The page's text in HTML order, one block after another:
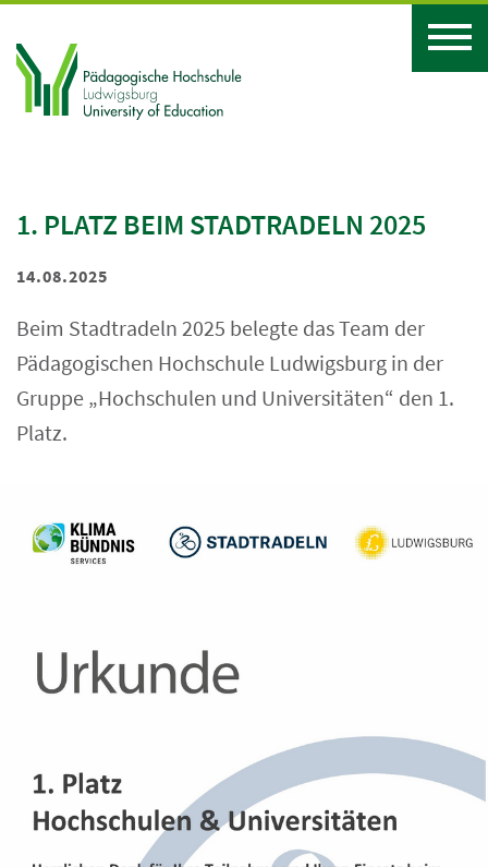
1. PLATZ BEIM STADTRADELN 2025
14.08.2025
Beim Stadtradeln 2025 belegte das Team der
Pädagogischen Hochschule Ludwigsburg in der
Gruppe „Hochschulen und Universitäten“ den 1.
Platz.